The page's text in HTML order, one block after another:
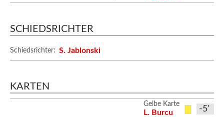
SCHIEDSRICHTER
Schiedsrichter: S. Jablonski
KARTEN
-5'
Gelbe Karte
L. Burcu